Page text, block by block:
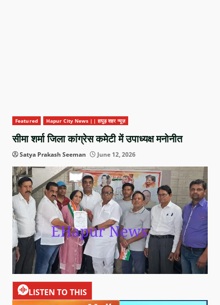
Featured Hapur City News || हापुड़ शहर न्यूज़
सीमा शर्मा जिला कांग्रेस कमेटी में उपाध्यक्ष मनोनीत
Satya Prakash Seeman June 12, 2026
LISTEN TO THIS